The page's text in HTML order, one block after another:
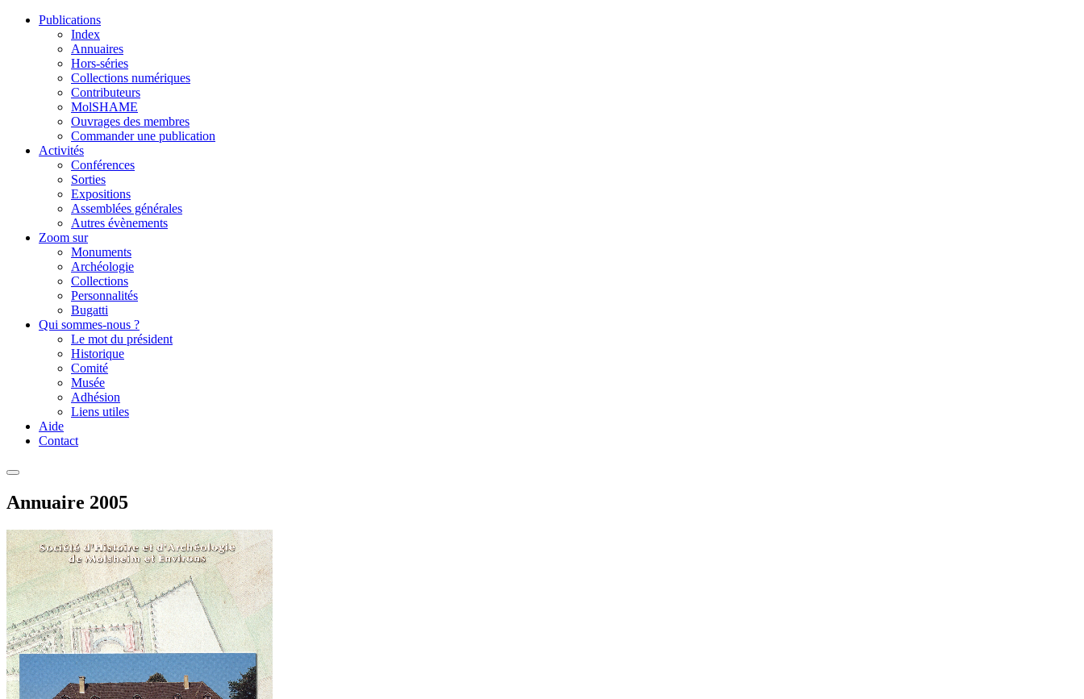
Publications
Index
Annuaires
Hors-séries
Collections numériques
Contributeurs
MolSHAME
Ouvrages des membres
Commander une publication
Activités
Conférences
Sorties
Expositions
Assemblées générales
Autres évènements
Zoom sur
Monuments
Archéologie
Collections
Personnalités
Bugatti
Qui sommes-nous ?
Le mot du président
Historique
Comité
Musée
Adhésion
Liens utiles
Aide
Contact
Annuaire 2005